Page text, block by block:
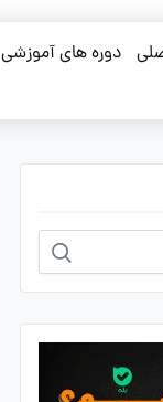
دوره های آموزشی